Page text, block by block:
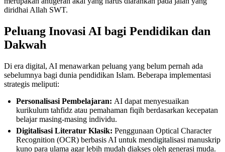
diridhai Allah SWT.
Peluang Inovasi AI bagi Pendidikan dan
Dakwah
Di era digital, AI menawarkan peluang yang belum pernah ada
sebelumnya bagi dunia pendidikan Islam. Beberapa implementasi
strategis meliputi:
Personalisasi Pembelajaran: AI dapat menyesuaikan
kurikulum tahfidz atau pemahaman fiqih berdasarkan kecepatan
belajar masing-masing individu.
Digitalisasi Literatur Klasik: Penggunaan Optical Character
Recognition (OCR) berbasis AI untuk mendigitalisasi manuskrip
kuno para ulama agar lebih mudah diakses oleh generasi muda.